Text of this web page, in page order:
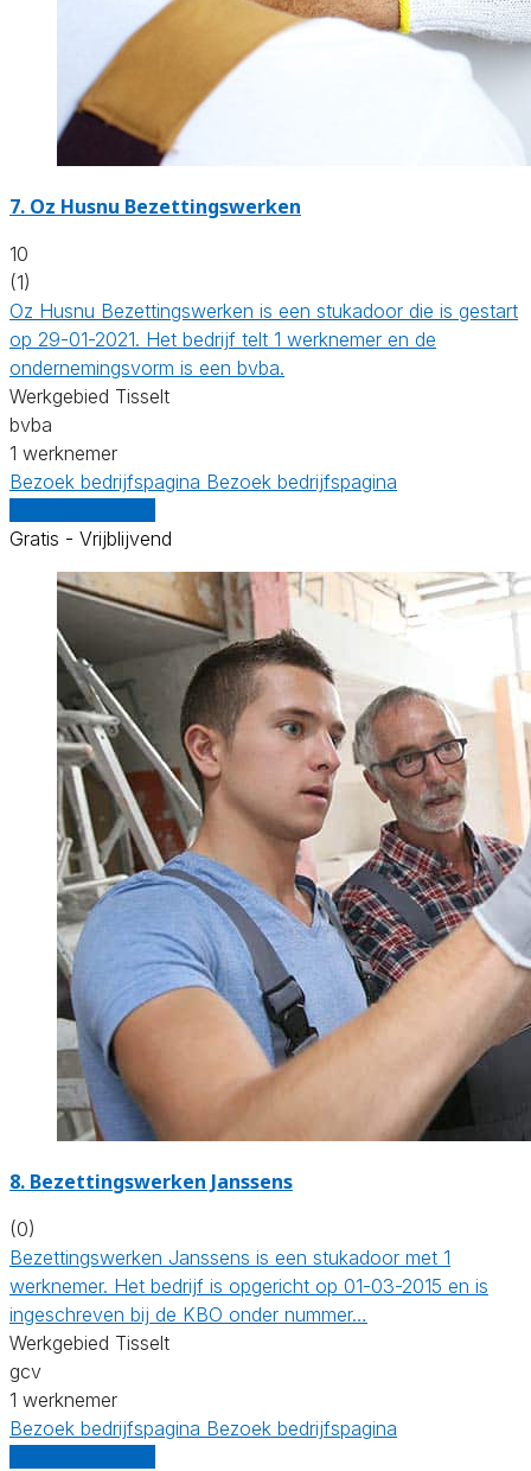
7. Oz Husnu Bezettingswerken
10
(1)
Oz Husnu Bezettingswerken is een stukadoor die is gestart
op 29-01-2021. Het bedrijf telt 1 werknemer en de
ondernemingsvorm is een bvba.
Werkgebied Tisselt
bvba
1 werknemer
Bezoek bedrijfspagina Bezoek bedrijfspagina
Gratis - Vrijblijvend
8. Bezettingswerken Janssens
(0)
Bezettingswerken Janssens is een stukadoor met 1
werknemer. Het bedrijf is opgericht op 01-03-2015 en is
ingeschreven bij de KBO onder nummer…
Werkgebied Tisselt
gcv
1 werknemer
Bezoek bedrijfspagina Bezoek bedrijfspagina